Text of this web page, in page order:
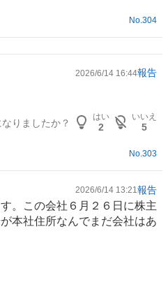
No. 304
2026/6/14 16:44報告
りましたか？
はい
2
いいえ
5
No.303
2026/6/14 13:21報告
。この会社６月２６日に株主
本社住所なんでまだ会社はあ